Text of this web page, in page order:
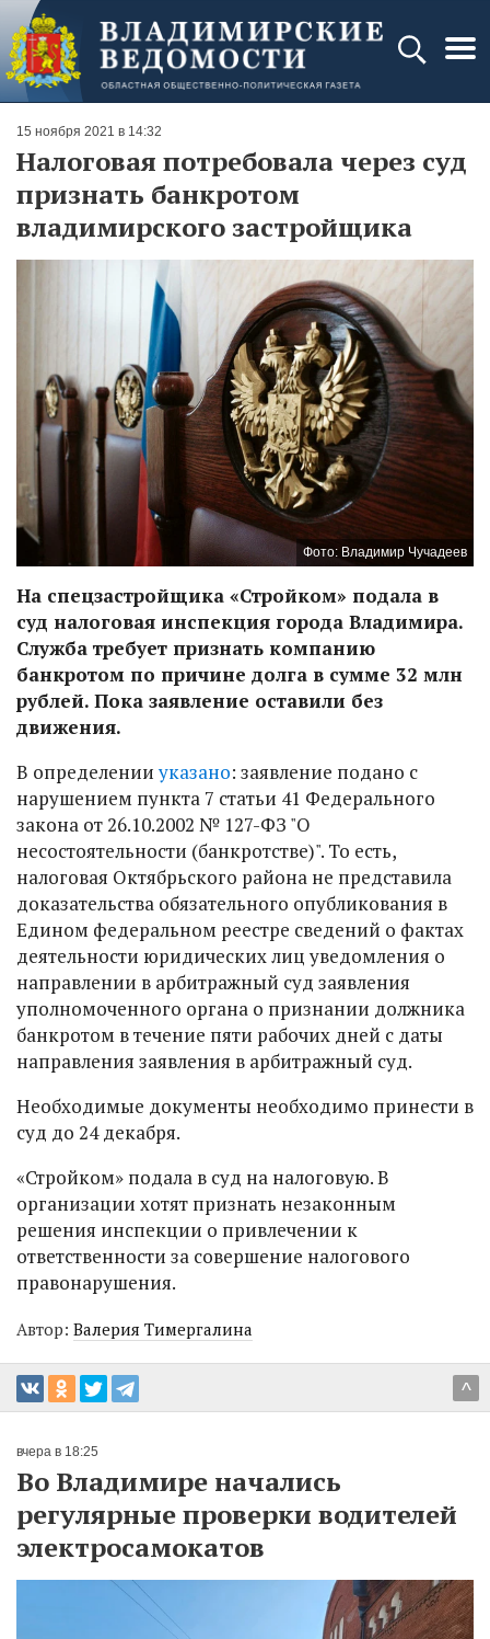
15 ноября 2021 в 14:32
Налоговая потребовала через суд
признать банкротом
владимирского застройщика
Фото: Владимир Чучадеев
На спецзастройщика «Стройком» подала в
суд налоговая инспекция города Владимира.
Служба требует признать компанию
банкротом по причине долга в сумме 32 млн
рублей. Пока заявление оставили без
движения.
В определенииуказано: заявление подано с
нарушением пункта 7 статьи 41 Федерального
закона от 26.10.2002 № 127-ФЗ "О
несостоятельности (банкротстве)". То есть,
налоговая Октябрьского района не представила
доказательства обязательного опубликования в
Едином федеральном реестре сведений о фактах
деятельности юридических лиц уведомления о
направлении в арбитражный суд заявления
уполномоченного органа о признании должника
банкротом в течение пяти рабочих дней с даты
направления заявления в арбитражный суд.
Необходимые документы необходимо принести в
суд до 24 декабря.
«Стройком» подала в суд на налоговую. В
организации хотят признать незаконным
решения инспекции о привлечении к
ответственности за совершение налогового
правонарушения.
Автор: Валерия Тимергалина
^
вчера в 18:25
Во Владимире начались
регулярные проверки водителей
электросамокатов